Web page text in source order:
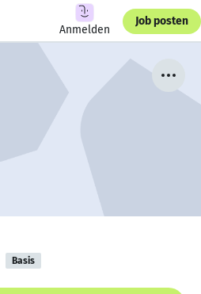
Anmelden
Job posten
Basis